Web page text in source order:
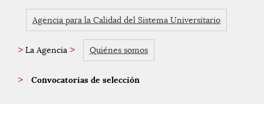
Agencia para la Calidad del Sistema Universitario
La Agencia Quiénes somos
Convocatorias de selección